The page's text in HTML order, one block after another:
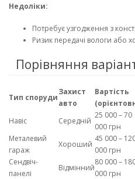
Недоліки:
Потребує узгодження з
Ризик передачі вологи або
Порівняння
Тип споруди
Захист
авто
Вартість
Навіс
Середній
25 000 – 70
000 грн
Металевий
гараж
Хороший
45 000 –
000 грн
Сендвіч-
панелі
Відмінний
80 000 –
000 грн